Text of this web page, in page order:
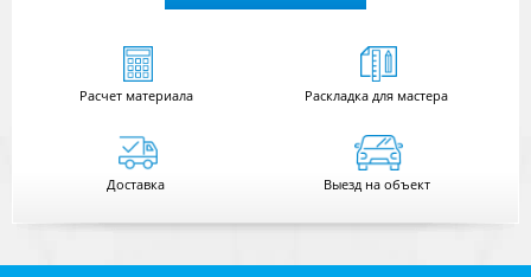
Расчетматериала Раскладка для мастера
Доставка Выезд на объект